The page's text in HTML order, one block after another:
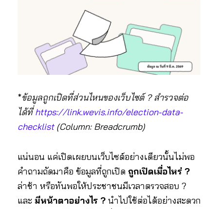
*ข้อมูลถูกเปิดที่ส่วนไหนของเว็บไซต์ ? สำรวจต่อ
ได้ที่https://link.wevis.info/election-data-
checklist(Column: Breadcrumb)
แน่นอน แค่เปิดเผยบนเว็บไซต์อย่างเดียวนั้นไม่พอ
คำถามถัดมาคือ ข้อมูลที่ถูกเปิด ถูกเปิดเมื่อไหร่ ?
ล่าช้า หรือทันพอให้ประชาชนมีเวลาตรวจสอบ ?
และ มีหน้าตาอย่างไร ?นำไปใช้ต่อได้อย่างสะดวก